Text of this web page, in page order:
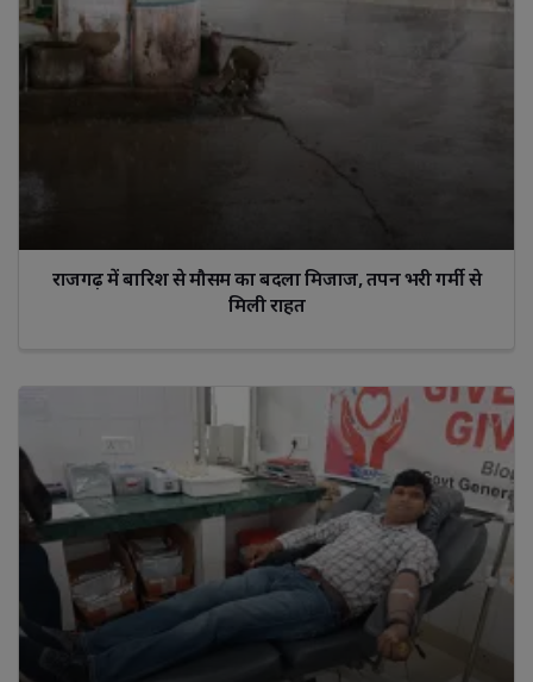
राजगढ़ में बारिश से मौसम का बदला मिजाज, तपन भरी गर्मी से
मिली राहत